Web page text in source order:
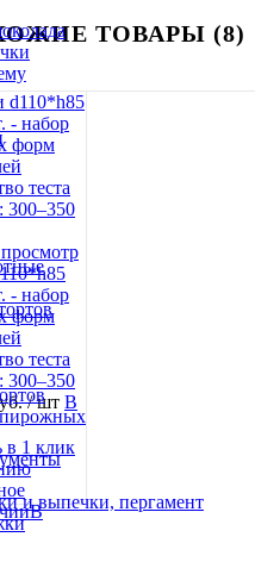
и выпечки, пергамент
ТОВАРЫ (8)
- набор
форм
теста
300–350
/ шт В
в 1 клик
В